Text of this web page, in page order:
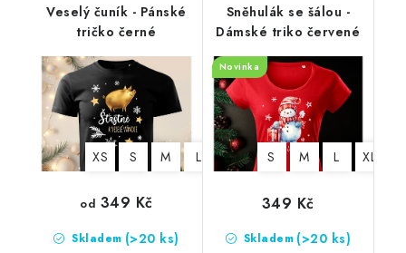
Veselý čuník - Pánské
tričko černé
XS S M L XL 2XL 3XL 4XL
Skladem (>20 ks)
od 349 Kč
Sněhulák se šálou -
Dámské triko červené
Novinka
S M L XL
Skladem (>20 ks)
349 Kč